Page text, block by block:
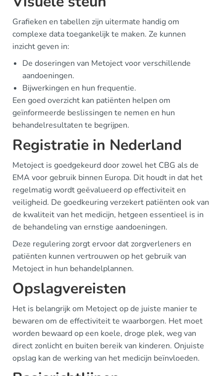
Grafieken en tabellen zijn uitermate handig om
complexe data toegankelijk te maken. Ze kunnen
inzicht geven in:
De doseringen van Metoject voor verschillende
aandoeningen.
Bijwerkingen en hun frequentie.
Een goed overzicht kan patiënten helpen om
geïnformeerde beslissingen te nemen en hun
behandelresultaten te begrijpen.
Registratie in Nederland
Metoject is goedgekeurd door zowel het CBG als de
EMA voor gebruik binnen Europa. Dit houdt in dat het
regelmatig wordt geëvalueerd op effectiviteit en
veiligheid. De goedkeuring verzekert patiënten ook van
de kwaliteit van het medicijn, hetgeen essentieel is in
de behandeling van ernstige aandoeningen.
Deze regulering zorgt ervoor dat zorgverleners en
patiënten kunnen vertrouwen op het gebruik van
Metoject in hun behandelplannen.
Opslagvereisten
Het is belangrijk om Metoject op de juiste manier te
bewaren om de effectiviteit te waarborgen. Het moet
worden bewaard op een koele, droge plek, weg van
direct zonlicht en buiten bereik van kinderen. Onjuiste
opslag kan de werking van het medicijn beïnvloeden.